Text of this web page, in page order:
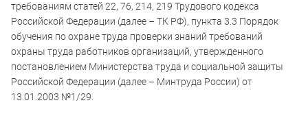
требованиям статей 22, 76, 214, 219 Трудового кодекса
Российской Федерации (далее – ТК РФ), пункта 3.3 Порядок
обучения по охране труда проверки знаний требований
охраны труда работников организаций, утвержденного
постановлением Министерства труда и социальной защиты
Российской Федерации (далее – Минтруда России) от
13.01.2003 №1/29.